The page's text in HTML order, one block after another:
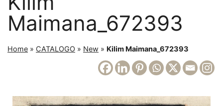
Maimana_672393
Home » CATALOGO » New » Kilim Maimana_672393